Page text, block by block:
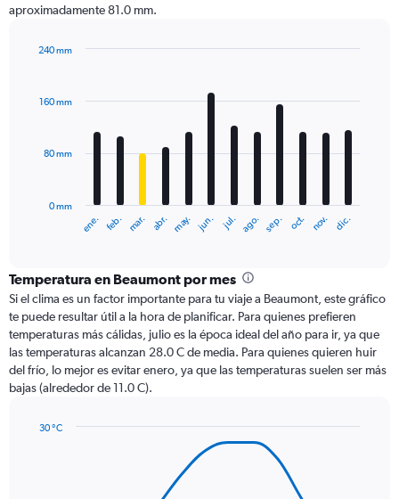
aproximadamente 81.0 mm.
with
12
The
categories.
Range:
12
categories.
The
chart
has
1
axis
ene. feb. mar. abr. may. jun. jul. ago. sep. oct. nov. dic.
0 mm
80 mm
160 mm
240 mm
Temperatura en Beaumont por mes
Si el clima es un factor importante para tu viaje a Beaumont, este gráfico
te puede resultar útil a la hora de planificar. Para quienes prefieren
temperaturas más cálidas, julio es la época ideal del año para ir, ya que
las temperaturas alcanzan 28.0 C de media. Para quienes quieren huir
del frío, lo mejor es evitar enero, ya que las temperaturas suelen ser más
bajas (alrededor de 11.0 C).
30 °C